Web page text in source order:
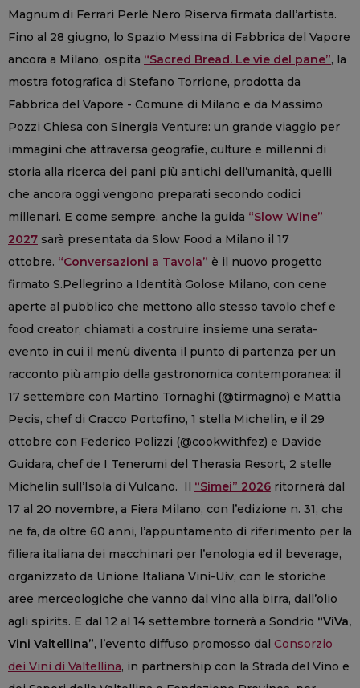
Magnum di Ferrari Perlé Nero Riserva firmata dall’artista.
Fino al 28 giugno, lo Spazio Messina di Fabbrica del Vapore
ancora a Milano, ospita “Sacred Bread. Le vie del pane”, la
mostra fotografica di Stefano Torrione, prodotta da
Fabbrica del Vapore - Comune di Milano e da Massimo
Pozzi Chiesa con Sinergia Venture: un grande viaggio per
immagini che attraversa geografie, culture e millenni di
storia alla ricerca dei pani più antichi dell’umanità, quelli
che ancora oggi vengono preparati secondo codici
millenari. E come sempre, anche la guida “Slow Wine”
2027 sarà presentata da Slow Food a Milano il 17
ottobre. “Conversazioni a Tavola” è il nuovo progetto
firmato S.Pellegrino a Identità Golose Milano, con cene
aperte al pubblico che mettono allo stesso tavolo chef e
food creator, chiamati a costruire insieme una serata-
evento in cui il menù diventa il punto di partenza per un
racconto più ampio della gastronomica contemporanea: il
17 settembre con Martino Tornaghi (@tirmagno) e Mattia
Pecis, chef di Cracco Portofino, 1 stella Michelin, e il 29
ottobre con Federico Polizzi (@cookwithfez) e Davide
Guidara, chef de I Tenerumi del Therasia Resort, 2 stelle
Michelin sull’Isola di Vulcano. Il “Simei” 2026 ritornerà dal
17 al 20 novembre, a Fiera Milano, con l’edizione n. 31, che
ne fa, da oltre 60 anni, l’appuntamento di riferimento per la
filiera italiana dei macchinari per l’enologia ed il beverage,
organizzato da Unione Italiana Vini-Uiv, con le storiche
aree merceologiche che vanno dal vino alla birra, dall’olio
agli spirits. E dal 12 al 14 settembre tornerà a Sondrio “ViVa,
Vini Valtellina”, l’evento diffuso promosso dal Consorzio
dei Vini di Valtellina, in partnership con la Strada del Vino e